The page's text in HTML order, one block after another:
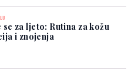
se za ljeto: Rutina za kožu
i znojenja